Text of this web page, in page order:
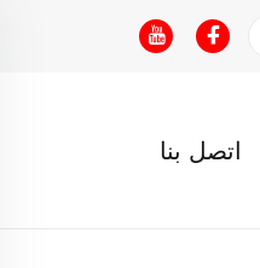
اتصل بنا